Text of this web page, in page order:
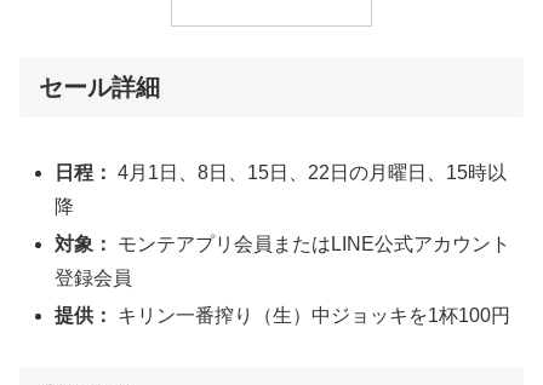
セール詳細
日程： 4月1日、8日、15日、22日の月曜日、15時以
降
対象：
モンテアプリ会員またはLINE公式アカウント
登録会員
提供：
キリン一番搾り（生）中ジョッキを1杯100円